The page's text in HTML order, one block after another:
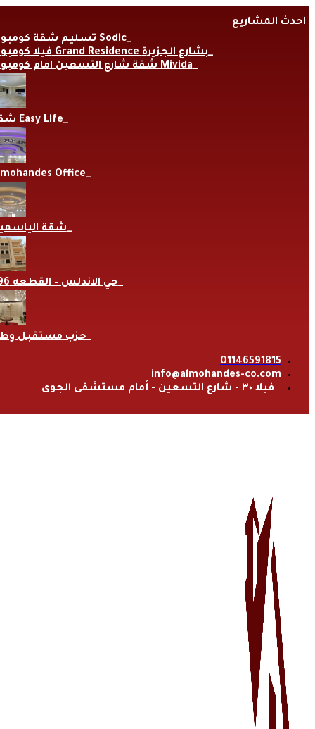
to
احدث المشاريع
تسليم شقة كومبوند Sodic
فيلا كومبوند Grand Residence بشارع الجزيرة
شقة شارع التسعين امام كومبوند Mivida
شقة Easy Life
Office
شقة
حي الاندلس – القطعه 696
حزب مستقبل
01146591815
info@almohandes-co.com
فيلا ٣٠ - شارع التسعين - أمام مستشفى الجوى